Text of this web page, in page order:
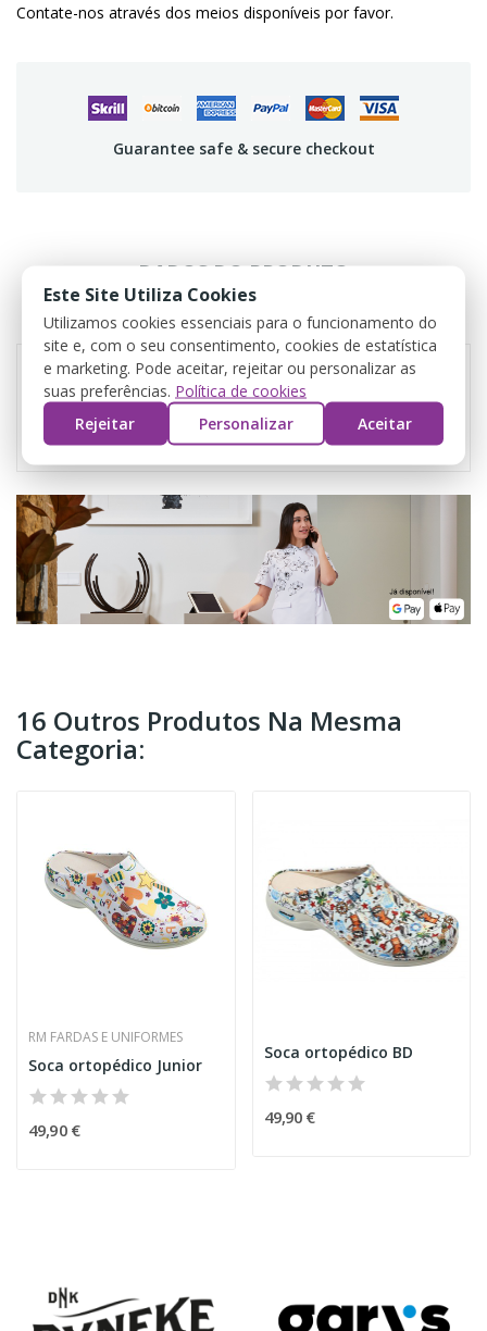
Contate-nos através dos meios disponíveis por favor.
Guarantee safe & secure checkout
DADOS DO PRODUTO
COMENTÁRIOS
Referência Calpe branco
16 Outros Produtos Na Mesma
Categoria:
RM FARDAS E UNIFORMES
Soca ortopédico Junior
49,90 €
Soca ortopédico BD
49,90 €
Este Site Utiliza Cookies
Utilizamos cookies essenciais para o funcionamento do
site e, com o seu consentimento, cookies de estatística
e marketing. Pode aceitar, rejeitar ou personalizar as
suas preferências. Política de cookies
Rejeitar
Personalizar Aceitar